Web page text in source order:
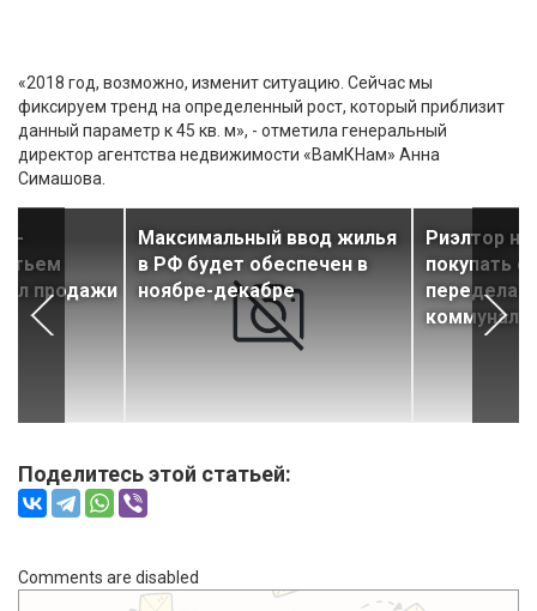
«2018 год, возможно, изменит ситуацию. Сейчас мы
фиксируем тренд на определенный рост, который приблизит
данный параметр к 45 кв. м», - отметила генеральный
директор агентства недвижимости «ВамКНам» Анна
Симашова.
продажи
Максимальный ввод жилья
в РФ будет обеспечен в
ноябре-декабре
Риэлтор
покупать
Поделитесь этой статьей:
Comments are disabled